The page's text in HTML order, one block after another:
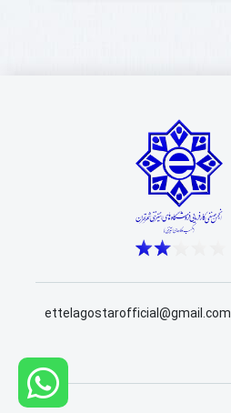
ettelagostarofficial@gmail.com